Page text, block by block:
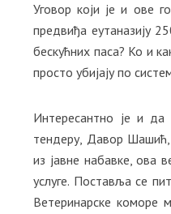
Уговор који је и ове
предвиђа еутаназију
бескућних паса? Ко и
просто убијају по
Интересантно је и да
тендеру, Давор
из јавне набавке, ова
услуге. Поставља се
Ветеринарске коморе